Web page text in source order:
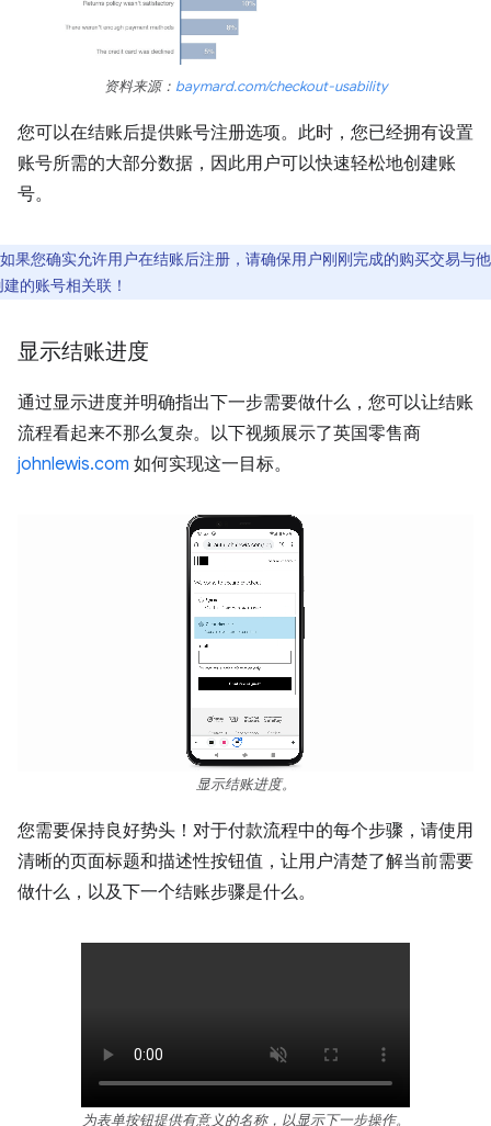
资料来源： baymard.com/checkout-usability
您可以在结账后提供账号注册选项。此时，您已经拥有设置
账号所需的大部分数据，因此用户可以快速轻松地创建账
号。
如果您确实允许用户在结账后注册，请确保用户刚刚完成的购买交易与
的账号相关联！
显示结账进度
通过显示进度并明确指出下一步需要做什么，您可以让结账
流程看起来不那么复杂。以下视频展示了英国零售商
johnlewis.com 如何实现这一目标。
显示结账进度。
您需要保持良好势头！对于付款流程中的每个步骤，请使用
清晰的页面标题和描述性按钮值，让用户清楚了解当前需要
做什么，以及下一个结账步骤是什么。
为表单按钮提供有意义的名称，以显示下一步操作。